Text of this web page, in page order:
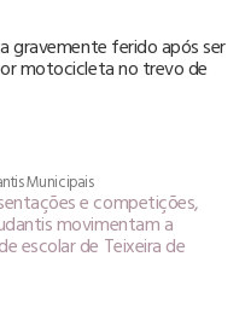
gravemente ferido após ser
motocicleta no trevo de
Municipais
e competições,
movimentam a
escolar de Teixeira de